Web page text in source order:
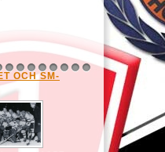
...
Read more
5 6 7 8 9
SM-
HOCKEY
Gävle GIK:s
40 1939/40
Brynäs IF &nb...
Read more